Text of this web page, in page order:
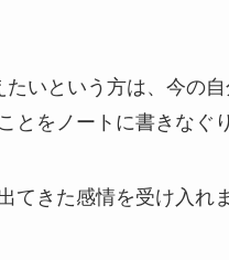
たいという方は、今の
とをノートに書きなぐ
てきた感情を受け入れ